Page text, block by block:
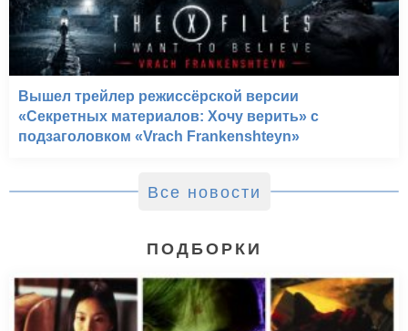
Вышел трейлер режиссёрской версии
«Секретных материалов: Хочу верить» с
подзаголовком «Vrach Frankenshteyn»
Все новости
ПОДБОРКИ